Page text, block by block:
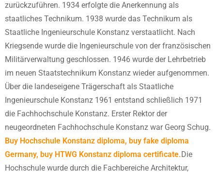
zurückzuführen. 1934 erfolgte die Anerkennung als
staatliches Technikum. 1938 wurde das Technikum als
Staatliche Ingenieurschule Konstanz verstaatlicht. Nach
Kriegsende wurde die Ingenieurschule von der französischen
Militärverwaltung geschlossen. 1946 wurde der Lehrbetrieb
im neuen Staatstechnikum Konstanz wieder aufgenommen.
Über die landeseigene Trägerschaft als Staatliche
Ingenieurschule Konstanz 1961 entstand schließlich 1971
die Fachhochschule Konstanz. Erster Rektor der
neugeordneten Fachhochschule Konstanz war Georg Schug.
Buy Hochschule Konstanz diploma, buy fake diploma
Germany, buy HTWG Konstanz diploma certificate.Die
Hochschule wurde durch die Fachbereiche Architektur,